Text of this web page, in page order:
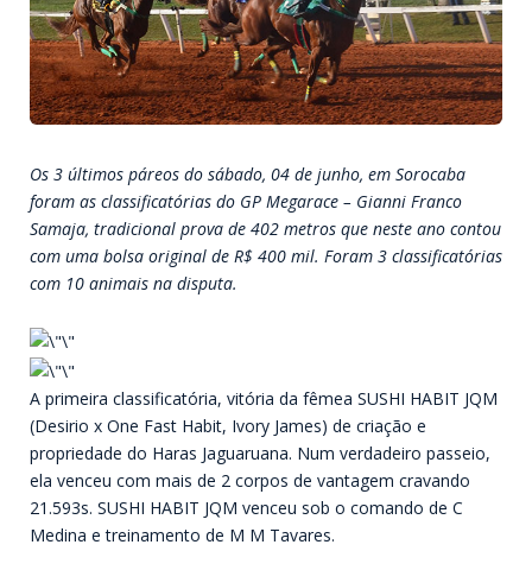
Os 3 últimos páreos do sábado, 04 de junho, em Sorocaba
foram as classificatórias do GP Megarace – Gianni Franco
Samaja, tradicional prova de 402 metros que neste ano contou
com uma bolsa original de R$ 400 mil. Foram 3 classificatórias
com 10 animais na disputa.
A primeira classificatória, vitória da fêmea SUSHI HABIT JQM
(Desirio x One Fast Habit, Ivory James) de criação e
propriedade do Haras Jaguaruana. Num verdadeiro passeio,
ela venceu com mais de 2 corpos de vantagem cravando
21.593s. SUSHI HABIT JQM venceu sob o comando de C
Medina e treinamento de M M Tavares.